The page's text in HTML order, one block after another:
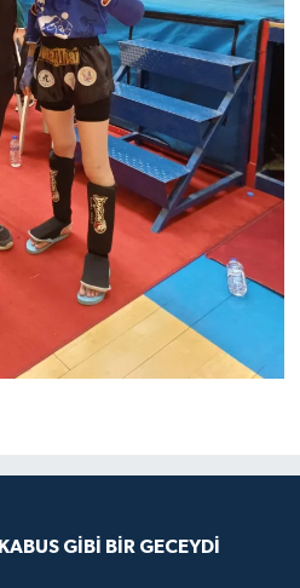
KABUS GİBİ BİR GECEYDİ